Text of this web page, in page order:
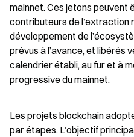
mainnet. Ces jetons peuvent
contributeurs de l’extraction
développement de
prévus à l’avance, et libérés
calendrier établi, au fur et à
progressive du mainnet.
Les projets blockchain
par étapes. L’objectif